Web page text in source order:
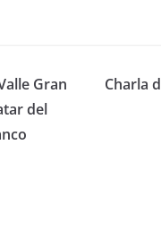
Gran
del
Charla